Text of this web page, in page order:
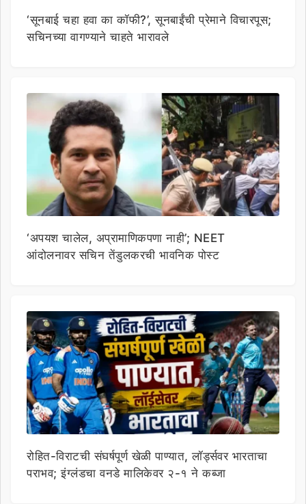
‘सूनबाई चहा हवा का कॉफी?’, सूनबाईंची प्रेमाने विचारपूस;
सचिनच्या वागण्याने चाहते भारावले
‘अपयश चालेल, अप्रामाणिकपणा नाही’; NEET
आंदोलनावर सचिन तेंडुलकरची भावनिक पोस्ट
रोहित-विराटची संघर्षपूर्ण खेळी पाण्यात, लॉर्ड्सवर भारताचा
पराभव; इंग्लंडचा वनडे मालिकेवर २-१ ने कब्जा